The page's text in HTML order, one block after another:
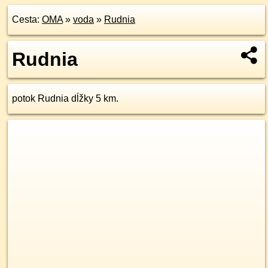
Cesta: OMA» voda » Rudnia
Rudnia
potok Rudnia dĺžky 5 km.